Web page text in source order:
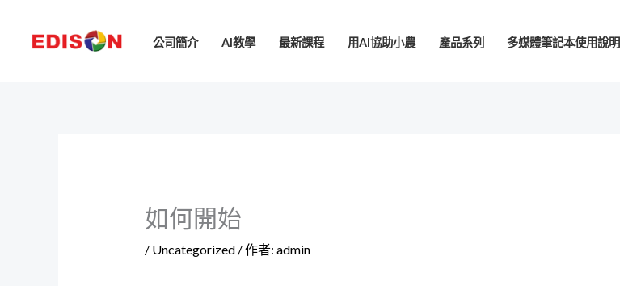
公司簡介 AI教學 最新課程 用AI協助小農 產品系列 多媒體筆記本使用說明
如何開始
/ Uncategorized/ 作者: admin